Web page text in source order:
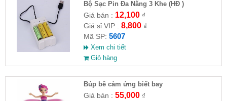
Bộ Sạc Pin Đa Năng 3 Khe (HĐ )
Giá bán : 12,100₫
Giá sỉ VIP : 8,800₫
Mã SP: 5607
Xem chi tiết
Giỏ hàng
​Búp bê cảm ứng biết bay
Giá bán : 55,000₫